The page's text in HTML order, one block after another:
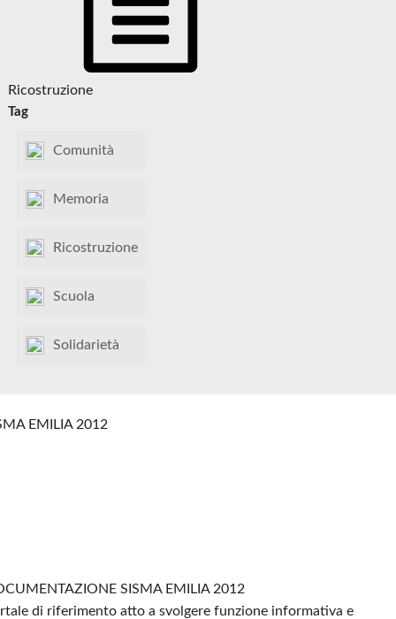
Ricostruzione
Tag
Comunità
Memoria
Ricostruzione
Scuola
Solidarietà
EMILIA 2012
SISMA EMILIA 2012
di riferimento atto a svolgere funzione informativa e